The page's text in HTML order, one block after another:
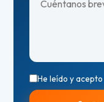
He leído y acepto